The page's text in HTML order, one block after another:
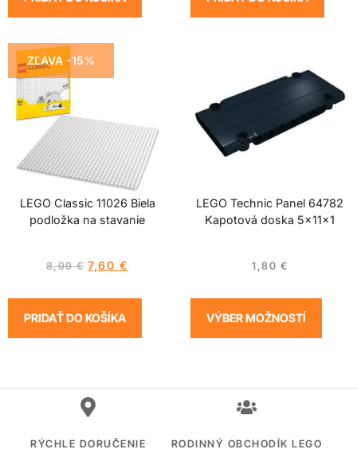
ZĽAVA -15%
LEGO Classic 11026 Biela
podložka na stavanie
8,99€ 7,60 €
PRIDAŤ DO KOŠÍKA
LEGO Technic Panel 64782
Kapotová doska 5x11x1
1,80 €
VÝBER MOŽNOSTÍ
RÝCHLE DORUČENIE RODINNÝ OBCHODÍK LEGO